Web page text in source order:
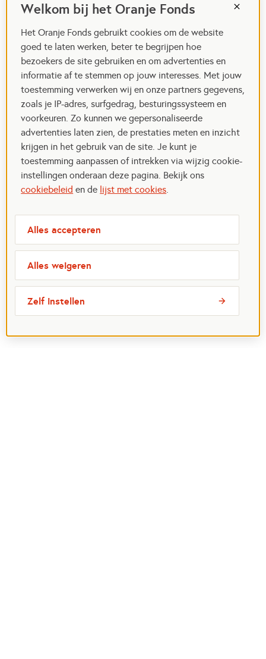
Welkom bij het Oranje Fonds
Het Oranje Fonds gebruikt cookies om de website
goed te laten werken, beter te begrijpen hoe
bezoekers de site gebruiken en om advertenties en
informatie af te stemmen op jouw interesses. Met jouw
toestemming verwerken wij en onze partners gegevens,
zoals je IP-adres, surfgedrag, besturingssysteem en
voorkeuren. Zo kunnen we gepersonaliseerde
advertenties laten zien, de prestaties meten en inzicht
krijgen in het gebruik van de site. Je kunt je
toestemming aanpassen of intrekken via wijzig cookie-
instellingen onderaan deze pagina. Bekijk ons
cookiebeleid en de lijst met cookies.
Alles accepteren
Alles weigeren
Zelf instellen